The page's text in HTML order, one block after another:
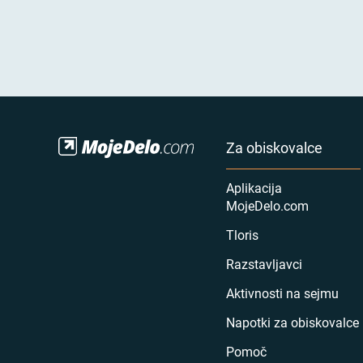
Za obiskovalce
Aplikacija
MojeDelo.com
Tloris
Razstavljavci
Aktivnosti na sejmu
Napotki za obiskovalce
Pomoč